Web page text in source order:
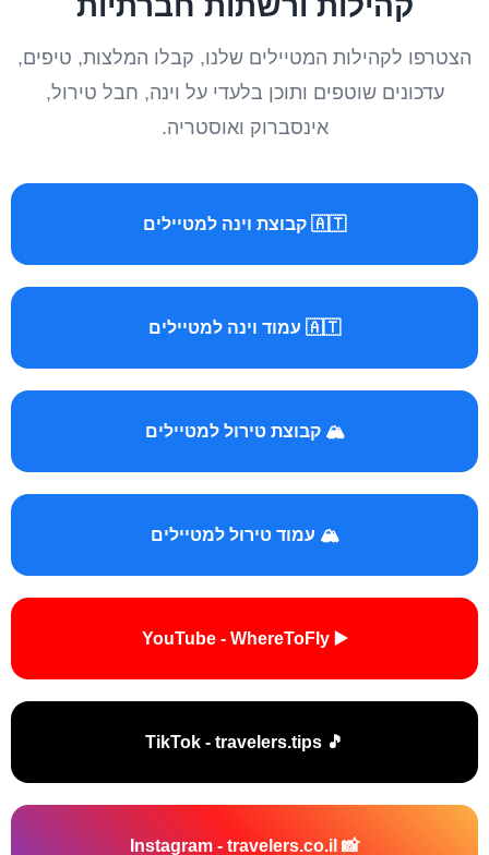
הצטרפו לקהילות המטיילים שלנו, קבלו המלצות, טיפים,
עדכונים שוטפים ותוכן בלעדי על וינה, חבל טירול,
אינסברוק ואוסטריה.
🇦🇹 קבוצת וינה למטיילים
🇦🇹 עמוד וינה למטיילים
🏔️ קבוצת טירול למטיילים
🏔️ עמוד טירול למטיילים
▶️ YouTube - WhereToFly
🎵 TikTok - travelers.tips
📸 Instagram - travelers.co.il